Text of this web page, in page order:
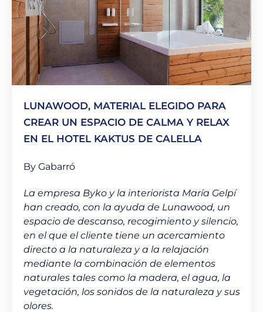
LUNAWOOD, MATERIAL ELEGIDO PARA
CREAR UN ESPACIO DE CALMA Y RELAX
EN EL HOTEL KAKTUS DE CALELLA
By Gabarró
La empresa Byko y la interiorista María Gelpí
han creado, con la ayuda de Lunawood, un
espacio de descanso, recogimiento y silencio,
en el que el cliente tiene un acercamiento
directo a la naturaleza y a la relajación
mediante la combinación de elementos
naturales tales como la madera, el agua, la
vegetación, los sonidos de la naturaleza y sus
olores.